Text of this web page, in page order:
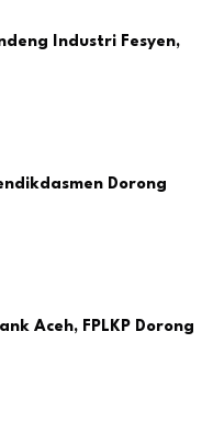
Industri Fesyen,
Dorong
Aceh, FPLKP Dorong